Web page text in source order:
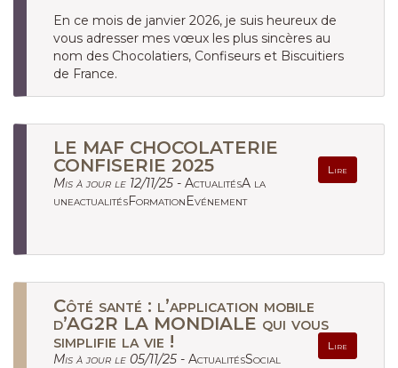
En ce mois de janvier 2026, je suis heureux de
vous adresser mes vœux les plus sincères au
nom des Chocolatiers, Confiseurs et Biscuitiers
de France.
LE MAF CHOCOLATERIE
CONFISERIE 2025
Lire
Mis à jour le 12/11/25 - ActualitésA la
uneactualitésFormationEvénement
Côté santé : l’application mobile
d’AG2R LA MONDIALE qui vous
simplifie la vie !
Lire
Mis à jour le 05/11/25 - ActualitésSocial